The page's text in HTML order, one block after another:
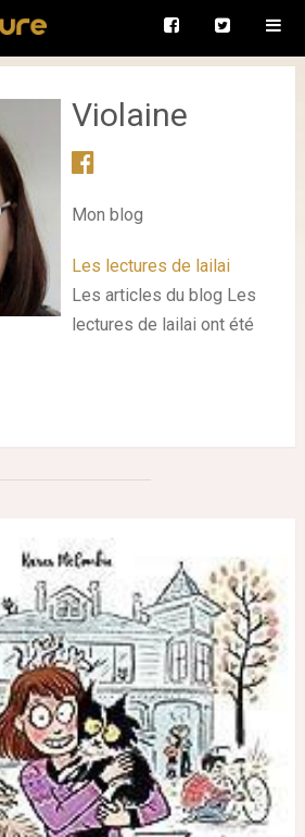
Violaine
Mon blog
Les lectures de lailai
Les articles du blog Les
lectures de lailai ont été